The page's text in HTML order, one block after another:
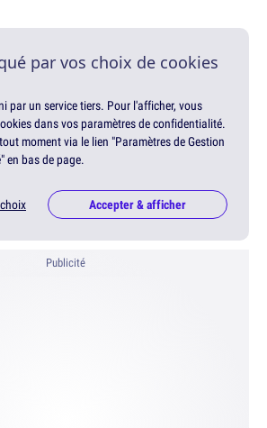
par vos choix de cookies
par un service tiers. Pour l'afficher, vous
dans vos paramètres de confidentialité.
moment via le lien "Paramètres de Gestion
en bas de page.
Accepter & afficher
Publicité